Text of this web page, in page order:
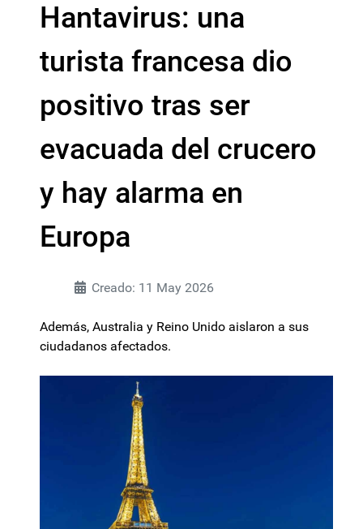
Hantavirus: una
turista francesa dio
positivo tras ser
evacuada del crucero
y hay alarma en
Europa
Creado: 11 May 2026
Además, Australia y Reino Unido aislaron a sus
ciudadanos afectados.